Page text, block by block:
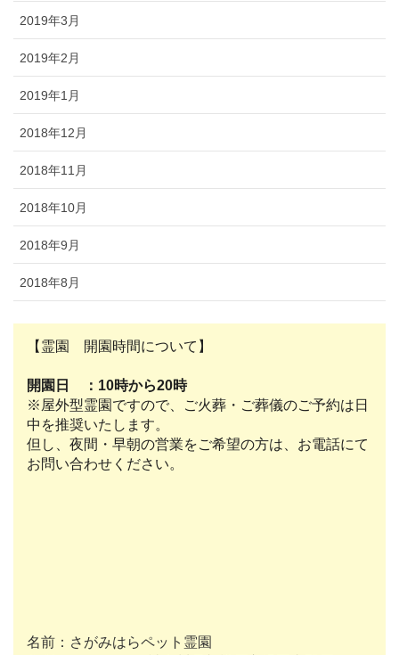
2019年3月
2019年2月
2019年1月
2018年12月
2018年11月
2018年10月
2018年9月
2018年8月
【霊園 開園時間について】
開園日 ：10時から20時
※屋外型霊園ですので、ご火葬・ご葬儀のご予約は日
中を推奨いたします。
但し、夜間・早朝の営業をご希望の方は、お電話にて
お問い合わせください。
名前：さがみはらペット霊園